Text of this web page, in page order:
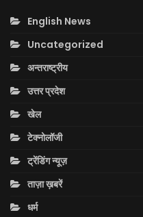
English News
Uncategorized
अन्तराष्ट्रीय
उत्तर प्रदेश
खेल
टेक्नोलॉजी
ट्रेंडिंग न्यूज़
ताज़ा ख़बरें
धर्म